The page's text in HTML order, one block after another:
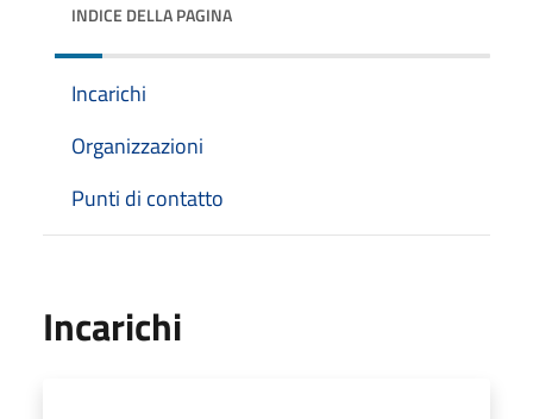
INDICE DELLA PAGINA
Incarichi
Organizzazioni
Punti di contatto
Incarichi